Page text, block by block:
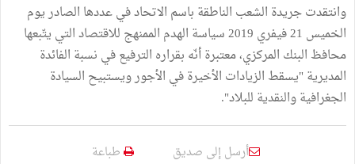
وانتقدت جريدة الشعب الناطقة باسم الاتحاد في عددها الصادر يوم
الخميس 21 فيفري 2019 سياسة الهدم الممنهج للاقتصاد التي يتّبعها
محافظ البنك المركزي، معتبرة أنّه بقراره الترفيع في نسبة الفائدة
المديرية "يسقط الزيادات الأخيرة في الأجور ويستبيح السيادة
الجغرافية والنقدية للبلاد".
أرسل إلى صديق طباعة